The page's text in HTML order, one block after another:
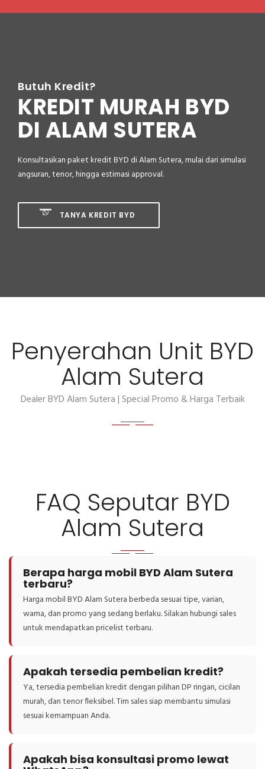
Butuh Kredit?
KREDIT MURAH BYD
DI ALAM SUTERA
Konsultasikan paket kredit BYD di Alam Sutera, mulai dari simulasi
angsuran, tenor, hingga estimasi approval.
TANYA KREDIT BYD
Penyerahan Unit BYD
Alam Sutera
Dealer BYD Alam Sutera | Special Promo & Harga Terbaik
FAQ Seputar BYD
Alam Sutera
Berapa harga mobil BYD Alam Sutera
terbaru?
Harga mobil BYD Alam Sutera berbeda sesuai tipe, varian,
warna, dan promo yang sedang berlaku. Silakan hubungi sales
untuk mendapatkan pricelist terbaru.
Apakah tersedia pembelian kredit?
Ya, tersedia pembelian kredit dengan pilihan DP ringan, cicilan
murah, dan tenor fleksibel. Tim sales siap membantu simulasi
sesuai kemampuan Anda.
Apakah bisa konsultasi promo lewat